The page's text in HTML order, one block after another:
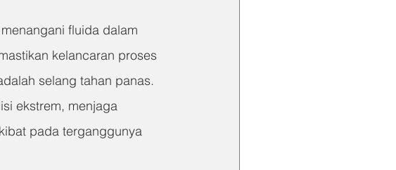
fluida dalam
kelancaran proses
selang tahan panas.
ekstrem, menjaga
pada terganggunya